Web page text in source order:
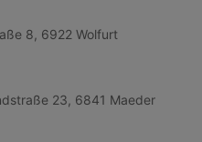
8, 6922 Wolfurt
23, 6841 Maeder